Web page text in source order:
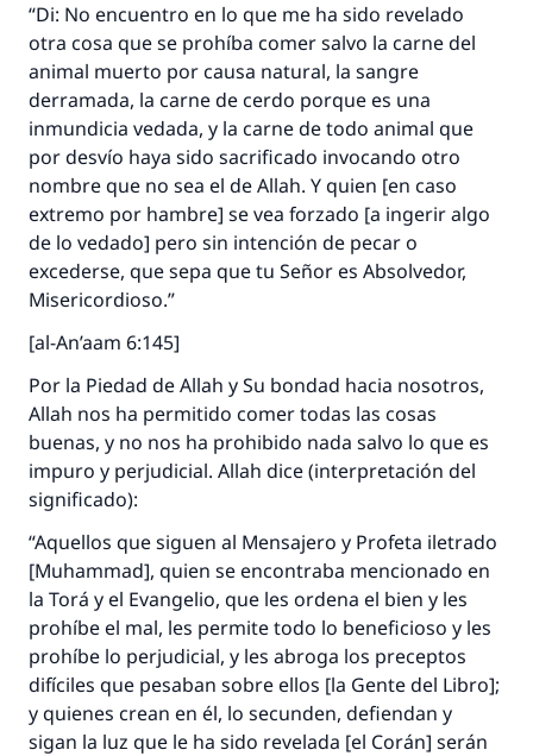
“Di: No encuentro en lo que me ha sido revelado
otra cosa que se prohíba comer salvo la carne del
animal muerto por causa natural, la sangre
derramada, la carne de cerdo porque es una
inmundicia vedada, y la carne de todo animal que
por desvío haya sido sacrificado invocando otro
nombre que no sea el de Allah. Y quien [en caso
extremo por hambre] se vea forzado [a ingerir algo
de lo vedado] pero sin intención de pecar o
excederse, que sepa que tu Señor es Absolvedor,
Misericordioso.”
[al-An’aam 6:145]
Por la Piedad de Allah y Su bondad hacia nosotros,
Allah nos ha permitido comer todas las cosas
buenas, y no nos ha prohibido nada salvo lo que es
impuro y perjudicial. Allah dice (interpretación del
significado):
“Aquellos que siguen al Mensajero y Profeta iletrado
[Muhammad], quien se encontraba mencionado en
la Torá y el Evangelio, que les ordena el bien y les
prohíbe el mal, les permite todo lo beneficioso y les
prohíbe lo perjudicial, y les abroga los preceptos
difíciles que pesaban sobre ellos [la Gente del Libro];
y quienes crean en él, lo secunden, defiendan y
sigan la luz que le ha sido revelada [el Corán] serán